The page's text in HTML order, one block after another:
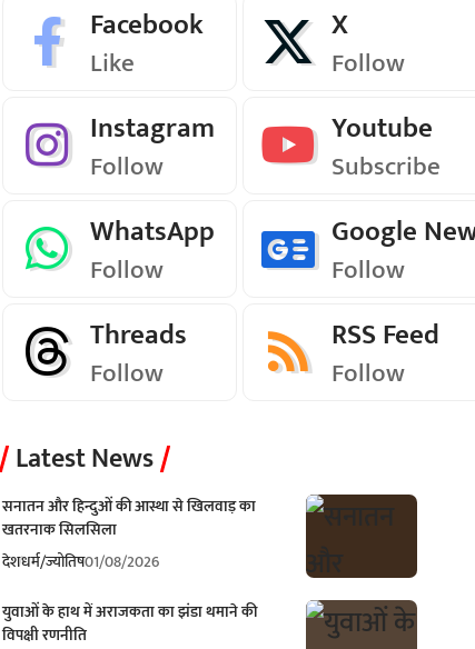
Facebook
Like
X
Follow
Instagram
Follow
Youtube
Subscribe
WhatsApp
Follow
Google
Follow
Threads
Follow
RSS Feed
Follow
Latest News
सनातन और हिन्दुओं की आस्था से खिलवाड़ का
खतरनाक सिलसिला
देशधर्म/ज्योतिष01/08/2026
युवाओं के हाथ में अराजकता का झंडा थमाने की
विपक्षी रणनीति